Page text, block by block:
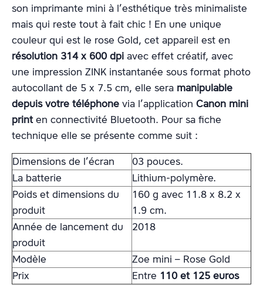
son imprimante mini à l’esthétique très minimaliste
mais qui reste tout à fait chic ! En une unique
couleur qui est le rose Gold, cet appareil est en
résolution 314 x 600 dpi avec effet créatif, avec
une impression ZINK instantanée sous format photo
autocollant de 5 x 7.5 cm, elle sera manipulable
depuis votre téléphone via l’application Canon mini
printen connectivité Bluetooth. Pour sa fiche
technique elle se présente comme suit :
Dimensions de l’écran
03 pouces.
La batterie
Lithium-polymère.
Poids et dimensions du
produit
160 g avec 11.8 x 8.2 x
1.9 cm.
Année de lancement du
produit
2018
Modèle
Zoe mini – Rose Gold
Prix
Entre 110 et 125 euros